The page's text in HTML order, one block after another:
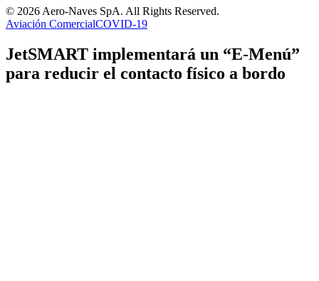
© 2026 Aero-Naves SpA. All Rights Reserved.
Aviación ComercialCOVID-19
JetSMART implementará un “E-Menú”
para reducir el contacto físico a bordo